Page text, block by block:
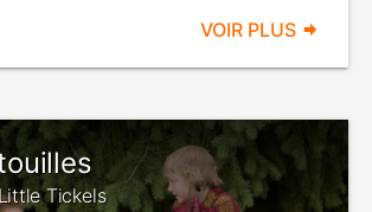
VOIR PLUS
Tickels